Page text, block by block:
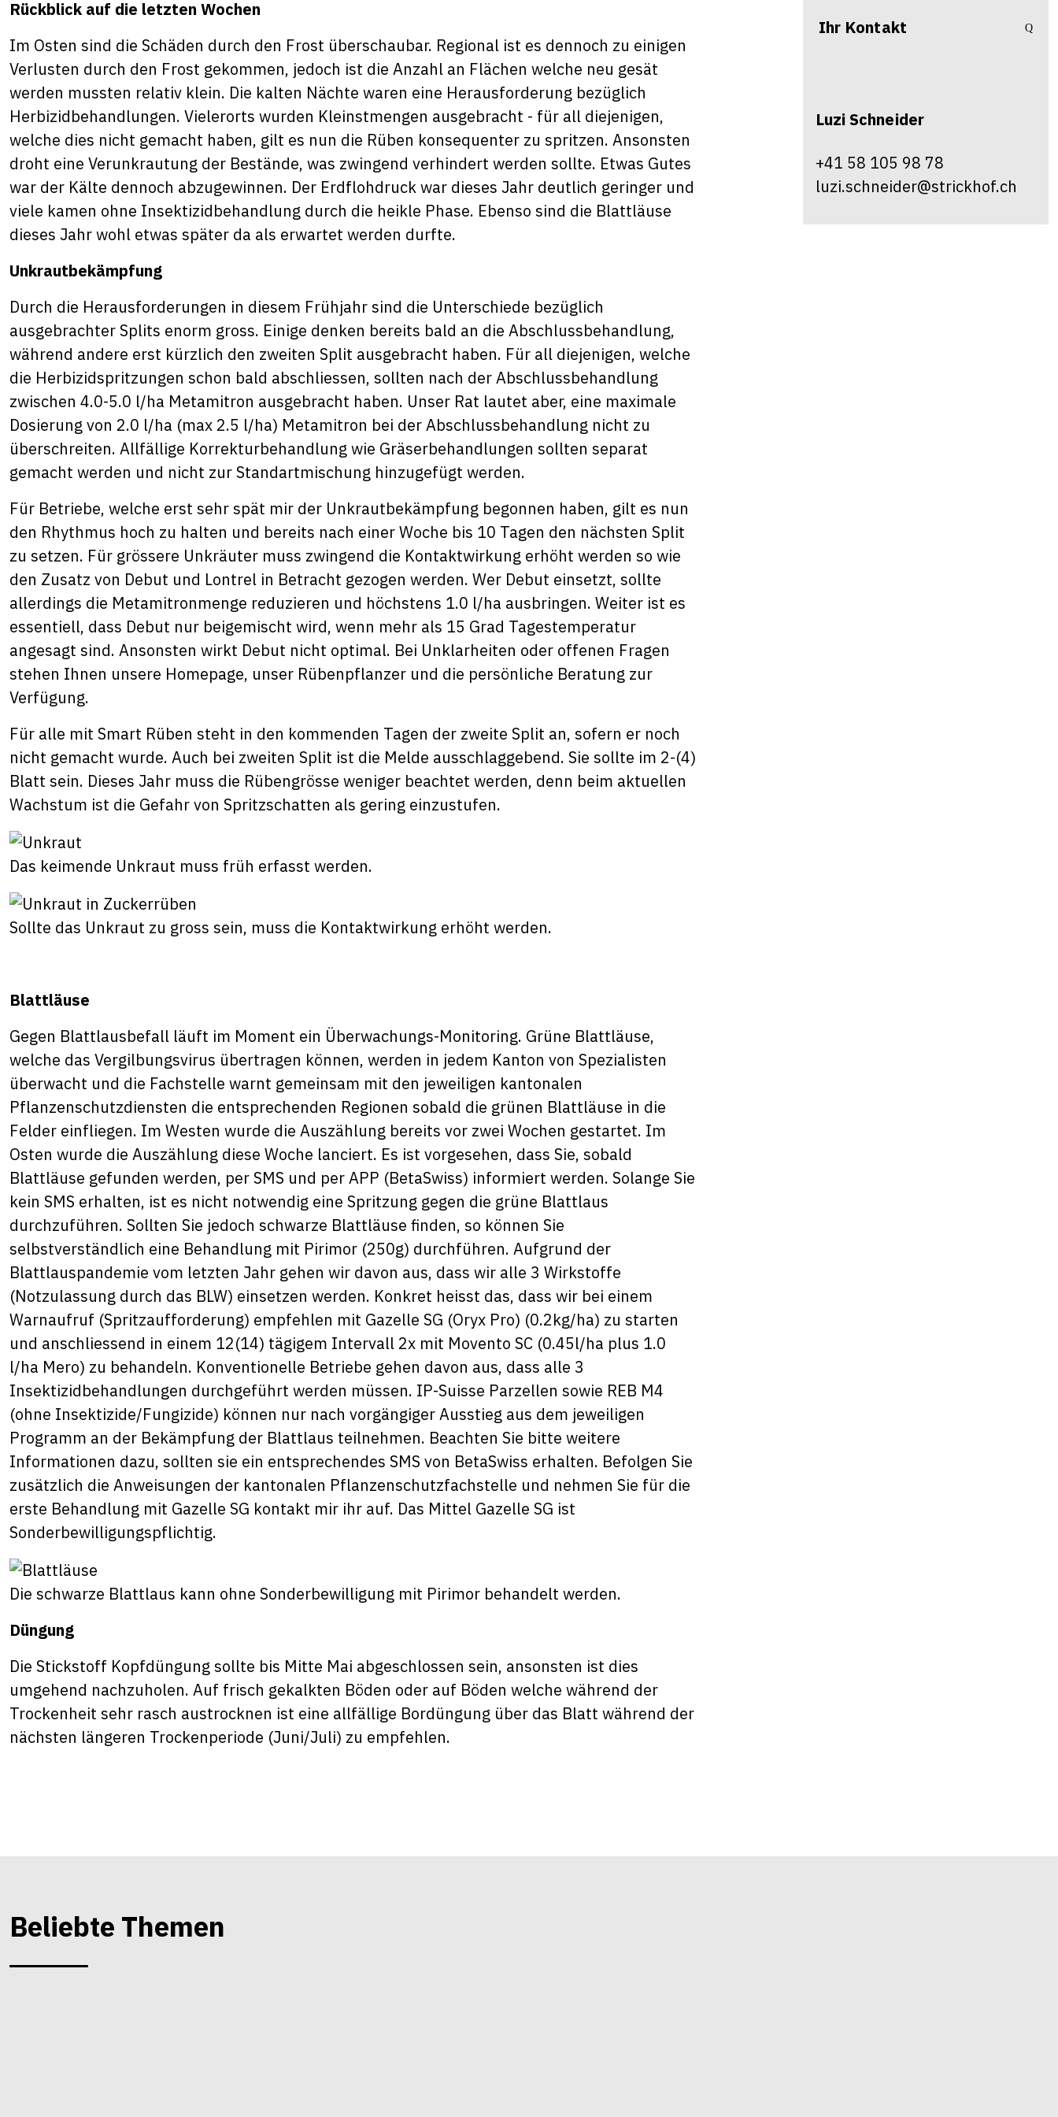
Rückblick auf die letzten Wochen
Im Osten sind die Schäden durch den Frost überschaubar. Regional ist es dennoch zu einigen
Verlusten durch den Frost gekommen, jedoch ist die Anzahl an Flächen welche neu gesät
werden mussten relativ klein. Die kalten Nächte waren eine Herausforderung bezüglich
Herbizidbehandlungen. Vielerorts wurden Kleinstmengen ausgebracht - für all diejenigen,
welche dies nicht gemacht haben, gilt es nun die Rüben konsequenter zu spritzen. Ansonsten
droht eine Verunkrautung der Bestände, was zwingend verhindert werden sollte. Etwas Gutes
war der Kälte dennoch abzugewinnen. Der Erdflohdruck war dieses Jahr deutlich geringer und
viele kamen ohne Insektizidbehandlung durch die heikle Phase. Ebenso sind die Blattläuse
dieses Jahr wohl etwas später da als erwartet werden durfte.
Unkrautbekämpfung
Durch die Herausforderungen in diesem Frühjahr sind die Unterschiede bezüglich
ausgebrachter Splits enorm gross. Einige denken bereits bald an die Abschlussbehandlung,
während andere erst kürzlich den zweiten Split ausgebracht haben. Für all diejenigen, welche
die Herbizidspritzungen schon bald abschliessen, sollten nach der Abschlussbehandlung
zwischen 4.0-5.0 l/ha Metamitron ausgebracht haben. Unser Rat lautet aber, eine maximale
Dosierung von 2.0 l/ha (max 2.5 l/ha) Metamitron bei der Abschlussbehandlung nicht zu
überschreiten. Allfällige Korrekturbehandlung wie Gräserbehandlungen sollten separat
gemacht werden und nicht zur Standartmischung hinzugefügt werden.
Für Betriebe, welche erst sehr spät mir der Unkrautbekämpfung begonnen haben, gilt es nun
den Rhythmus hoch zu halten und bereits nach einer Woche bis 10 Tagen den nächsten Split
zu setzen. Für grössere Unkräuter muss zwingend die Kontaktwirkung erhöht werden so wie
den Zusatz von Debut und Lontrel in Betracht gezogen werden. Wer Debut einsetzt, sollte
allerdings die Metamitronmenge reduzieren und höchstens 1.0 l/ha ausbringen. Weiter ist es
essentiell, dass Debut nur beigemischt wird, wenn mehr als 15 Grad Tagestemperatur
angesagt sind. Ansonsten wirkt Debut nicht optimal. Bei Unklarheiten oder offenen Fragen
stehen Ihnen unsere Homepage, unser Rübenpflanzer und die persönliche Beratung zur
Verfügung.
Für alle mit Smart Rüben steht in den kommenden Tagen der zweite Split an, sofern er noch
nicht gemacht wurde. Auch bei zweiten Split ist die Melde ausschlaggebend. Sie sollte im 2-(4)
Blatt sein. Dieses Jahr muss die Rübengrösse weniger beachtet werden, denn beim aktuellen
Wachstum ist die Gefahr von Spritzschatten als gering einzustufen.
Das keimende Unkraut muss früh erfasst werden.
Sollte das Unkraut zu gross sein, muss die Kontaktwirkung erhöht werden.
Blattläuse
Gegen Blattlausbefall läuft im Moment ein Überwachungs-Monitoring. Grüne Blattläuse,
welche das Vergilbungsvirus übertragen können, werden in jedem Kanton von Spezialisten
überwacht und die Fachstelle warnt gemeinsam mit den jeweiligen kantonalen
Pflanzenschutzdiensten die entsprechenden Regionen sobald die grünen Blattläuse in die
Felder einfliegen. Im Westen wurde die Auszählung bereits vor zwei Wochen gestartet. Im
Osten wurde die Auszählung diese Woche lanciert. Es ist vorgesehen, dass Sie, sobald
Blattläuse gefunden werden, per SMS und per APP (BetaSwiss) informiert werden. Solange Sie
kein SMS erhalten, ist es nicht notwendig eine Spritzung gegen die grüne Blattlaus
durchzuführen. Sollten Sie jedoch schwarze Blattläuse finden, so können Sie
selbstverständlich eine Behandlung mit Pirimor (250g) durchführen. Aufgrund der
Blattlauspandemie vom letzten Jahr gehen wir davon aus, dass wir alle 3 Wirkstoffe
(Notzulassung durch das BLW) einsetzen werden. Konkret heisst das, dass wir bei einem
Warnaufruf (Spritzaufforderung) empfehlen mit Gazelle SG (Oryx Pro) (0.2kg/ha) zu starten
und anschliessend in einem 12(14) tägigem Intervall 2x mit Movento SC (0.45l/ha plus 1.0
l/ha Mero) zu behandeln. Konventionelle Betriebe gehen davon aus, dass alle 3
Insektizidbehandlungen durchgeführt werden müssen. IP-Suisse Parzellen sowie REB M4
(ohne Insektizide/Fungizide) können nur nach vorgängiger Ausstieg aus dem jeweiligen
Programm an der Bekämpfung der Blattlaus teilnehmen. Beachten Sie bitte weitere
Informationen dazu, sollten sie ein entsprechendes SMS von BetaSwiss erhalten. Befolgen Sie
zusätzlich die Anweisungen der kantonalen Pflanzenschutzfachstelle und nehmen Sie für die
erste Behandlung mit Gazelle SG kontakt mir ihr auf. Das Mittel Gazelle SG ist
Sonderbewilligungspflichtig.
Die schwarze Blattlaus kann ohne Sonderbewilligung mit Pirimor behandelt werden.
Düngung
Die Stickstoff Kopfdüngung sollte bis Mitte Mai abgeschlossen sein, ansonsten ist dies
umgehend nachzuholen. Auf frisch gekalkten Böden oder auf Böden welche während der
Trockenheit sehr rasch austrocknen ist eine allfällige Bordüngung über das Blatt während der
nächsten längeren Trockenperiode (Juni/Juli) zu empfehlen.
Ihr Kontakt
Luzi Schneider
+41 58 105 98 78
luzi.schneider@strickhof.ch
Beliebte Themen